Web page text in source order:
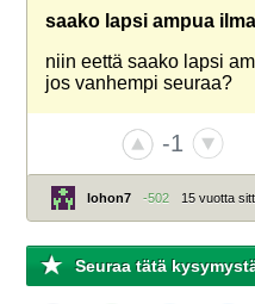
saako lapsi ampua
niin eettä saako lapsi
jos vanhempi seuraa?
-1
lohon7 -502 15 vuotta
Seuraa tätä